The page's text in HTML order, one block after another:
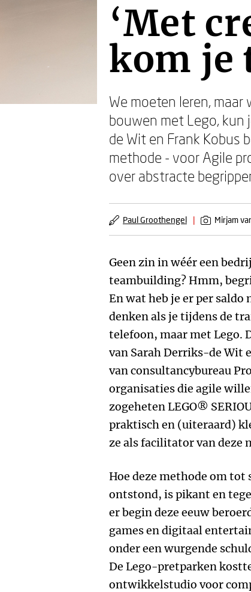
‘Met
kom je
We moeten leren, maar
bouwen met Lego, kun
de Wit en Frank Kobus
methode - voor Agile
over abstracte
Paul Groothengel | Mirjam
Geen zin in wéér een
teambuilding? Hmm,
En wat heb je er per saldo
denken als je tijdens de
telefoon, maar met Lego.
van Sarah Derriks-de Wit
van consultancybureau
organisaties die agile
zogeheten LEGO®
praktisch en (uiteraard)
ze als facilitator van deze
Hoe deze methode om
ontstond, is pikant en
er begin deze eeuw
games en digitaal
onder een wurgende
De Lego-pretparken
ontwikkelstudio voor